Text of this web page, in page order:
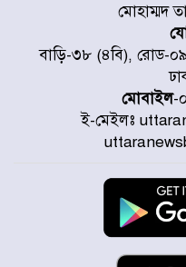
৭
শঙ্কা
১৫
মোহাম্মদ
বাড়ি-৩৮ (৪বি), রোড-
মোবাইল-
ই-মেইলঃ